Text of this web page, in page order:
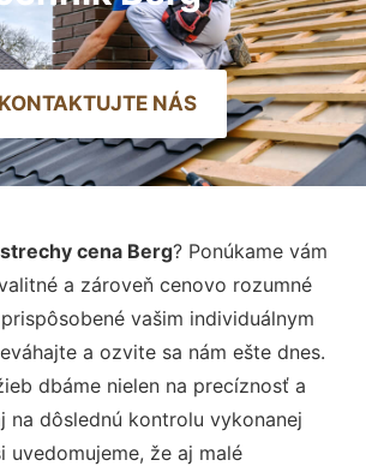
KONTAKTUJTE NÁS
cena Berg? Ponúkame vám
a zároveň cenovo rozumné
vašim individuálnym
a ozvite sa nám ešte dnes.
dbáme nielen na precíznosť a
na dôslednú kontrolu vykonanej
uvedomujeme, že aj malé